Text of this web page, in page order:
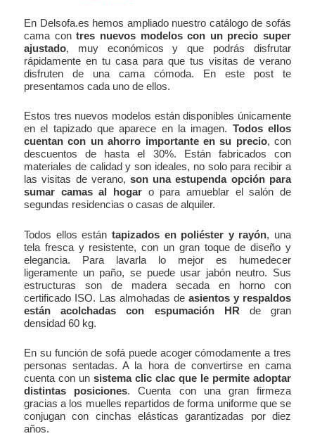
En Delsofa.es hemos ampliado nuestro catálogo de sofás
cama contres nuevos modelos con un precio super
ajustado, muy económicos y que podrás disfrutar
rápidamente en tu casa para que tus visitas de verano
disfruten de una cama cómoda. En este post te
presentamos cada uno de ellos.
Estos tres nuevos modelos están disponibles únicamente
en el tapizado que aparece en la imagen. Todos ellos
cuentan con un ahorro importante en su precio, con
descuentos de hasta el 30%. Están fabricados con
materiales de calidad y son ideales, no solo para recibir a
las visitas de verano, son una estupenda opción para
sumar camas al hogar o para amueblar el salón de
segundas residencias o casas de alquiler.
Todos ellos están tapizados en poliéster y rayón, una
tela fresca y resistente, con un gran toque de diseño y
elegancia. Para lavarla lo mejor es humedecer
ligeramente un paño, se puede usar jabón neutro. Sus
estructuras son de madera secada en horno con
certificado ISO. Las almohadas de asientos y respaldos
están acolchadas con espumación HR de gran
densidad 60 kg.
En su función de sofá puede acoger cómodamente a tres
personas sentadas. A la hora de convertirse en cama
cuenta con unsistema clic clac que le permite adoptar
distintas posiciones. Cuenta con una gran firmeza
gracias a los muelles repartidos de forma uniforme que se
conjugan con cinchas elásticas garantizadas por diez
años.